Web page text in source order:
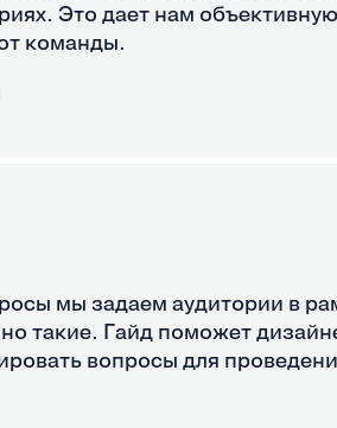
Это дает нам
команды.
мы задаем аудитории в
такие. Гайд поможет
вопросы для